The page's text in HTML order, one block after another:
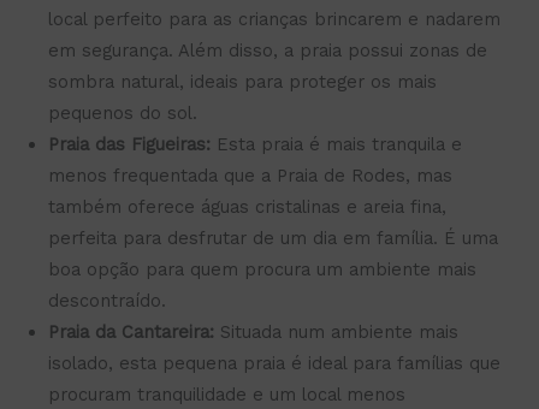
local perfeito para as crianças brincarem e nadarem
em segurança. Além disso, a praia possui zonas de
sombra natural, ideais para proteger os mais
pequenos do sol.
Praia das Figueiras: Esta praia é mais tranquila e
menos frequentada que a Praia de Rodes, mas
também oferece águas cristalinas e areia fina,
perfeita para desfrutar de um dia em família. É uma
boa opção para quem procura um ambiente mais
descontraído.
Praia da Cantareira: Situada num ambiente mais
isolado, esta pequena praia é ideal para famílias que
procuram tranquilidade e um local menos